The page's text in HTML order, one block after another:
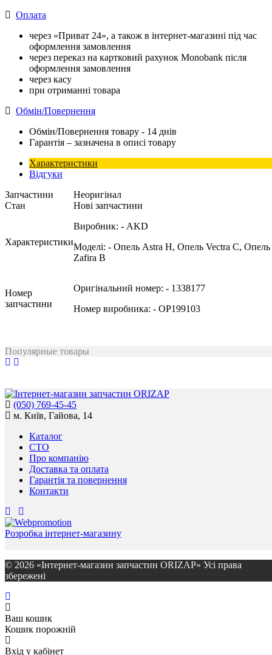
Оплата
через «Приват 24», а також в інтернет-магазині під час
оформлення замовлення
через переказ на картковий рахунок Monobank після
оформлення замовлення
через касу
при отриманні товара
Обмін/Повернення
Обмін/Повернення товару - 14 днів
Гарантія – зазначена в описі товару
Характеристики
Відгуки
Запчастини
Неоригінал
Стан
Нові запчастини
Характеристики
Виробник: - AKD
Моделі: - Опель Astra H, Опель Vectra C, Опель
Zafira B
Номер
запчастини
Оригінальний номер: - 1338177
Номер виробника: - OP199103
Популярные товары
(050) 769-45-45
м. Київ, Гайова, 14
Каталог
СТО
Про компанію
Доставка та оплата
Гарантія та повернення
Контакти
Розробка інтернет-магазину
© 2026 «Інтернет-магазин запчастин ORIZAP» Усі права
збережені
Ваш кошик
Кошик порожній
Вхід у кабінет